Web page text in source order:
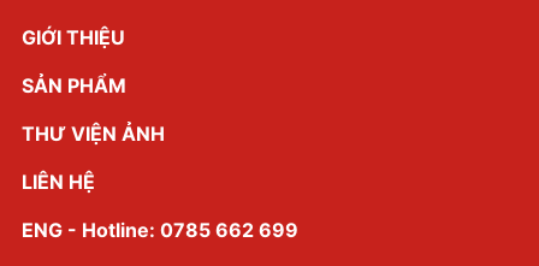
GIỚI THIỆU
SẢN PHẨM
THƯ VIỆN ẢNH
LIÊN HỆ
ENG - Hotline: 0785 662 699